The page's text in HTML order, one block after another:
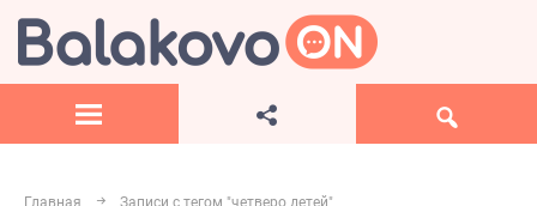
Главная Записи с тегом "четверо детей"